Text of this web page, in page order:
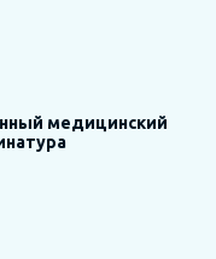
медицинский